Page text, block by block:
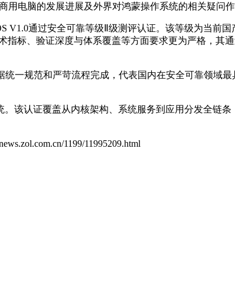
用电脑的发展进展及外界对鸿蒙操作系统的相关疑问作
V1.0通过安全可靠等级Ⅱ级测评认证。该等级为当前
标、验证深度与体系覆盖等方面要求更为严格，其
一规范和严苛流程完成，代表国内在安全可靠领域
该认证覆盖从内核架构、系统服务到应用分发全链
1199/11995209.html